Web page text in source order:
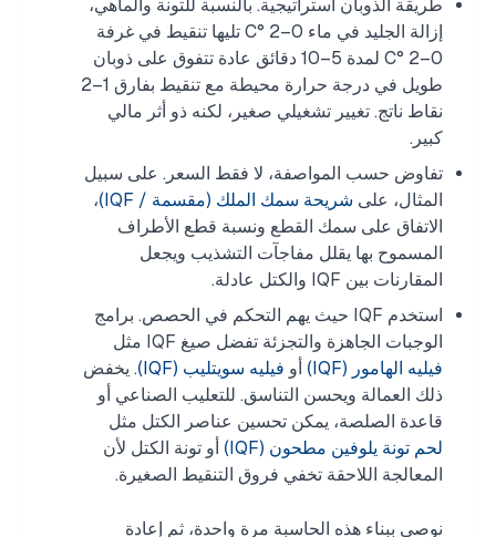
طريقة الذوبان استراتيجية. بالنسبة للتونة والماهي،
إزالة الجليد في ماء 0–2 °C تليها تنقيط في غرفة
0–2 °C لمدة 5–10 دقائق عادة تتفوق على ذوبان
طويل في درجة حرارة محيطة مع تنقيط بفارق 1–2
نقاط ناتج. تغيير تشغيلي صغير، لكنه ذو أثر مالي
كبير.
تفاوض حسب المواصفة، لا فقط السعر. على سبيل
المثال، على شريحة سمك الملك (مقسمة / IQF)
،
الاتفاق على سمك القطع ونسبة قطع الأطراف
المسموح بها يقلل مفاجآت التشذيب ويجعل
المقارنات بين IQF والكتل عادلة.
استخدم IQF حيث يهم التحكم في الحصص. برامج
الوجبات الجاهزة والتجزئة تفضل صيغ IQF مثل
فيليه الهامور (IQF)
أو فيليه سويتليب (IQF)
. يخفض
ذلك العمالة ويحسن التناسق. للتعليب الصناعي أو
قاعدة الصلصة، يمكن تحسين عناصر الكتل مثل
لحم تونة يلوفين مطحون (IQF)
أو تونة الكتل لأن
المعالجة اللاحقة تخفي فروق التنقيط الصغيرة.
نوصي ببناء هذه الحاسبة مرة واحدة، ثم إعادة